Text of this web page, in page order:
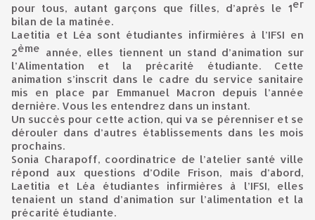
pour tous, autant garçons que filles, d’après le 1er
bilan de la matinée.
Laetitia et Léa sont étudiantes infirmières à l’IFSI en
2ème année, elles tiennent un stand d’animation sur
l’Alimentation et la précarité étudiante. Cette
animation s’inscrit dans le cadre du service sanitaire
mis en place par Emmanuel Macron depuis l’année
dernière. Vous les entendrez dans un instant.
Un succès pour cette action, qui va se pérenniser et se
dérouler dans d’autres établissements dans les mois
prochains.
Sonia Charapoff, coordinatrice de l’atelier santé ville
répond aux questions d’Odile Frison, mais d’abord,
Laetitia et Léa étudiantes infirmières à l’IFSI, elles
tenaient un stand d’animation sur l’alimentation et la
précarité étudiante.